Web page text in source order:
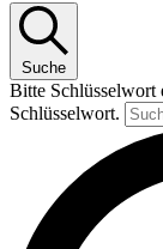
Suche
Bitte Schlüsselwort
Schlüsselwort.